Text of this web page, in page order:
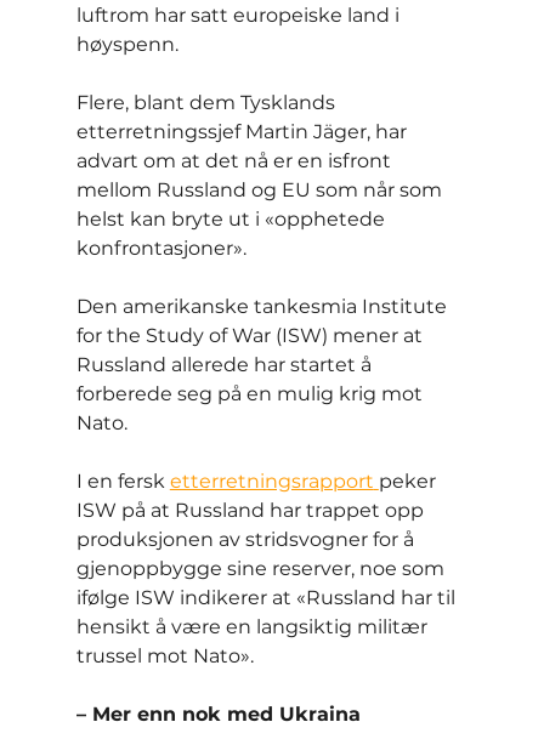
luftrom har satt europeiske land i
høyspenn.
Flere, blant dem Tysklands
etterretningssjef Martin Jäger, har
advart om at det nå er en isfront
mellom Russland og EU som når som
helst kan bryte ut i «opphetede
konfrontasjoner».
Den amerikanske tankesmia Institute
for the Study of War (ISW) mener at
Russland allerede har startet å
forberede seg på en mulig krig mot
Nato.
I en fersk etterretningsrapport peker
ISW på at Russland har trappet opp
produksjonen av stridsvogner for å
gjenoppbygge sine reserver, noe som
ifølge ISW indikerer at «Russland har til
hensikt å være en langsiktig militær
trussel mot Nato».
– Mer enn nok med Ukraina